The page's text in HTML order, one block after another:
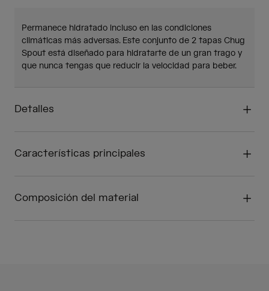
Permanece hidratado incluso en las condiciones
climáticas más adversas. Este conjunto de 2 tapas Chug
Spout está diseñado para hidratarte de un gran trago y
que nunca tengas que reducir la velocidad para beber.
Detalles
Características principales
Composición del material